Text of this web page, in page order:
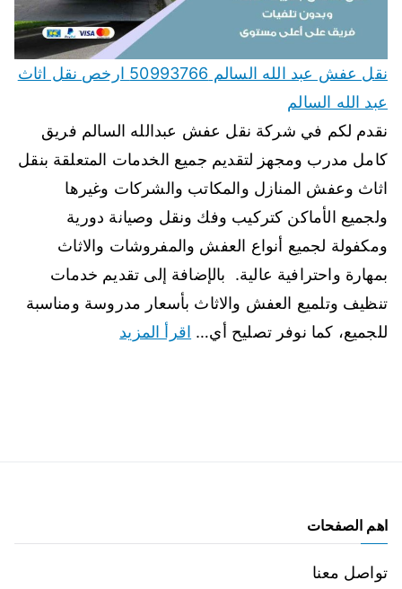
نقل عفش عبد الله السالم 50993766 ارخص نقل اثاث
عبد الله السالم
نقدم لكم في شركة نقل عفش عبدالله السالم فريق
كامل مدرب ومجهز لتقديم جميع الخدمات المتعلقة بنقل
اثاث وعفش المنازل والمكاتب والشركات وغيرها
ولجميع الأماكن كتركيب وفك ونقل وصيانة دورية
ومكفولة لجميع أنواع العفش والمفروشات والاثاث
بمهارة واحترافية عالية. بالإضافة إلى تقديم خدمات
تنظيف وتلميع العفش والاثاث بأسعار مدروسة ومناسبة
للجميع، كما نوفر تصليح أي… اقرأ المزيد
اهم الصفحات
تواصل معنا